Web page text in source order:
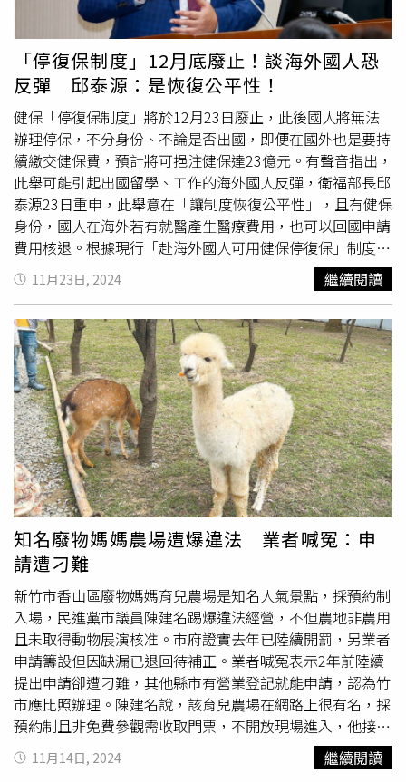
人，每年勞保保費收入會因此增加46億、就業保險增加1.5
億元、職災保險增加1.2億元，勞工退休金為9.8億元。勞保
局提醒，逕調相關事宜，將於2024年11月份繳款單背面印
製通函周知投保單位，逕調的勞工名單，將在2025年2月25
日前寄發的異動被保險人計費清單載明，若與實際情形不
符，事業單位可向勞保局反映。
「停復保制度」12月底廢止！談海外國人恐
反彈 邱泰源：是恢復公平性！
健保「停復保制度」將於12月23日廢止，此後國人將無法
辦理停保，不分身份、不論是否出國，即便在國外也是要持
續繳交健保費，預計將可挹注健保達23億元。有聲音指出，
此舉可能引起出國留學、工作的海外國人反彈，衛福部長邱
泰源23日重申，此舉意在「讓制度恢復公平性」，且有健保
身份，國人在海外若有就醫產生醫療費用，也可以回國申請
費用核退。根據現行「赴海外國人可用健保停復保」制度，
出國超過半年可申請停保，返國後再復保。但該制度自實施
以來引發許多爭議，最常見的是出國6個月以上已經停保，
中間沒有繳健保費，但當身體出問題後隨即回台就診，立刻
復保享受醫療資源；另一種則是相反，有國人長期旅居國
外，每年僅農曆春節回台，但沒有依照規定辦理停保，被健
保署要求補繳保費，最後民眾提起行政訴訟但被駁回。其
後，該民眾向大法官聲請釋憲，憲法法庭遂作出相關判決，
間接推動此次制度廢止。根據大法官釋憲指出，因《健保
法》施行細則規定沒有法律明確授權，違反法律保留原則，
相關條文自判決公告後2年失效；而該判決將於12月23日期
滿。對此，衛福部已經決定不修法，讓停復保制度廢止。衛
福部社保司22日預告，將刪除停復保相關條文，並增訂過渡
條款。12月23日之前已辦理停保者持續有效，直到再次入
境後自動復保，之後就不能再申請停保。根據健保署統計，
目前國人有效停保人數約21.3萬人，停復保制度廢止後，即
便國人長期居留國外也要持續繳交健保費，估計每年保費收
入增加約新台幣23億元。邱泰源23日出席活動受訪時，被
問及停復保爭議，他強調「所有國人都要加入健保才公
平」，並表示2年來已經徵詢很多意見，大致上就偏向讓制
度恢復公平性。至於此措施是否引發海外國人反彈，邱泰源
重申：「大家都 納保會比較全面且合乎全民健保制度，如果
在國外有相關醫療產生的治療費用，可以申報費用核退。」
11月23日, 2024 繼續閱讀
知名廢物媽媽農場遭爆違法 業者喊冤：申
請遭刁難
新竹市香山區廢物媽媽育兒農場是知名人氣景點，採預約制
入場，民進黨市議員陳建名踢爆違法經營，不但農地非農用
且未取得動物展演核准。市府證實去年已陸續開罰，另業者
申請籌設但因缺漏已退回待補正。業者喊冤表示2年前陸續
提出申請卻遭刁難，其他縣市有營業登記就能申請，認為竹
市應比照辦理。陳建名說，該育兒農場在網路上很有名，採
預約制且非免費參觀需收取門票，不開放現場進入，他接獲
檢舉前往了解時發現確實遊客不少，山羊、羊駝和水豚在開
放空間行動，更有遊客餵食動物。陳建名指出，該農場無合
11月14日, 2024 繼續閱讀